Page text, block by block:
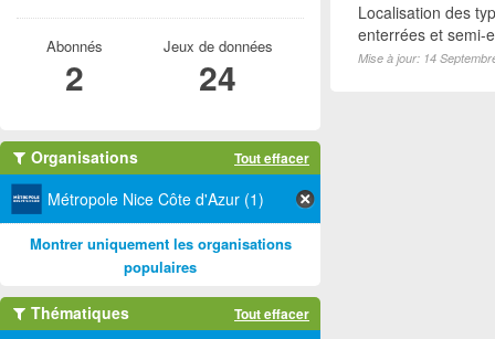
Localisation des
enterrées et semi-
Mise à jour: 14
Abonnés
2
Jeux de données
24
Organisations Tout effacer
Métropole Nice Côte d'Azur (1)
Montrer uniquement les organisations
populaires
Thématiques Tout effacer